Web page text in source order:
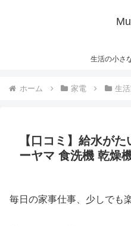
生活の小さ
ホーム 家電 生
【口コミ】給水が
ーヤマ 食洗機 乾燥
毎日の家事仕事、少しでも